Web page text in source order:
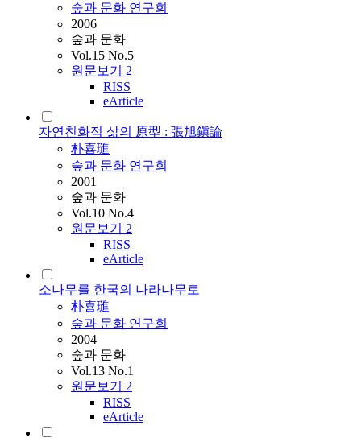
숲과 문화 연구회
2006
숲과 문화
Vol.15 No.5
원문보기 2
RISS
eArticle
자연친화적 삶의 原型 : 張旭鎭論
朴喜璡
숲과 문화 연구회
2001
숲과 문화
Vol.10 No.4
원문보기 2
RISS
eArticle
소나무를 한국의 나라나무로
朴喜璡
숲과 문화 연구회
2004
숲과 문화
Vol.13 No.1
원문보기 2
RISS
eArticle